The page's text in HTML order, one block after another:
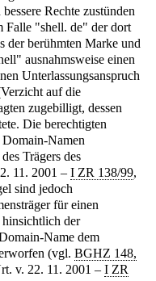
Rechte zustünden
Falle "shell. de" der dort
der berühmten Marke und
ausnahmsweise einen
Unterlassungsanspruch
auf die
zugebilligt, dessen
Die berechtigten
Domain-Namen
Trägers des
11. 2001 – I ZR 138/99,
sind jedoch
für einen
der
Name dem
(vgl. BGHZ 148,
v. 22. 11. 2001 – I ZR